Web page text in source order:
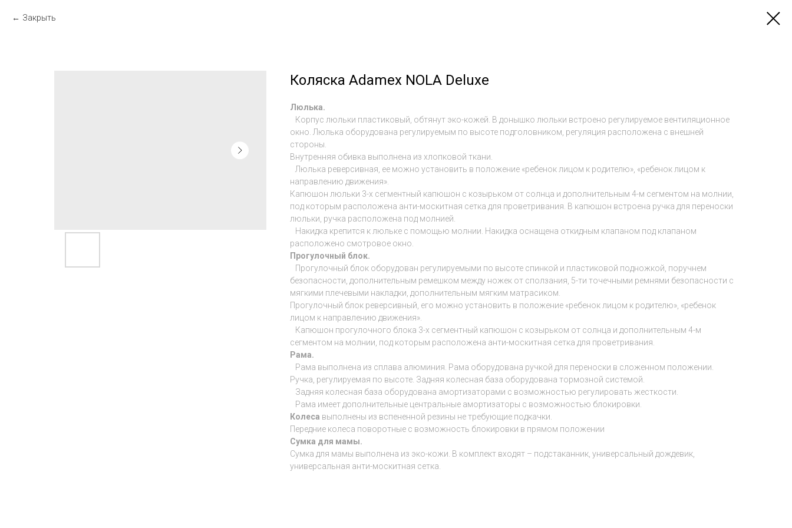
Закрыть
Коляска Adamex NOLA Deluxe
Люлька.
Корпус люльки пластиковый, обтянут эко-кожей. В донышко люльки встроено регулируемое вентиляционное
окно. Люлька оборудована регулируемым по высоте подголовником, регуляция расположена с внешней
стороны.
Внутренняя обивка выполнена из хлопковой ткани.
Люлька реверсивная, ее можно установить в положение «ребенок лицом к родителю», «ребенок лицом к
направлению движения».
Капюшон люльки 3-х сегментный капюшон с козырьком от солнца и дополнительным 4-м сегментом на молнии,
под которым расположена анти-москитная сетка для проветривания. В капюшон встроена ручка для переноски
люльки, ручка расположена под молнией.
Накидка крепится к люльке с помощью молнии. Накидка оснащена откидным клапаном под клапаном
расположено смотровое окно.
Прогулочный блок.
Прогулочный блок оборудован регулируемыми по высоте спинкой и пластиковой подножкой, поручнем
безопасности, дополнительным ремешком между ножек от сползания, 5-ти точечными ремнями безопасности с
мягкими плечевыми накладки, дополнительным мягким матрасиком.
Прогулочный блок реверсивный, его можно установить в положение «ребенок лицом к родителю», «ребенок
лицом к направлению движения».
Капюшон прогулочного блока 3-х сегментный капюшон с козырьком от солнца и дополнительным 4-м
сегментом на молнии, под которым расположена анти-москитная сетка для проветривания.
Рама.
Рама выполнена из сплава алюминия. Рама оборудована ручкой для переноски в сложенном положении.
Ручка, регулируемая по высоте. Задняя колесная база оборудована тормозной системой.
Задняя колесная база оборудована амортизаторами с возможностью регулировать жесткости.
Рама имеет дополнительные центральные амортизаторы с возможностью блокировки.
Колеса выполнены из вспененной резины не требующие подкачки.
Передние колеса поворотные с возможность блокировки в прямом положении
Сумка для мамы.
Сумка для мамы выполнена из эко-кожи. В комплект входят – подстаканник, универсальный дождевик,
универсальная анти-москитная сетка.